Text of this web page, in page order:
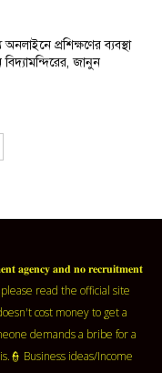
প্রশিক্ষণের ব্যবস্থা
জানুন
𝐚𝐠𝐞𝐧𝐜𝐲 𝐚𝐧𝐝 𝐧𝐨 𝐫𝐞𝐜𝐫𝐮𝐢𝐭𝐦𝐞𝐧𝐭
read the official site
cost money to get a
demands a bribe for a
Business ideas/Income